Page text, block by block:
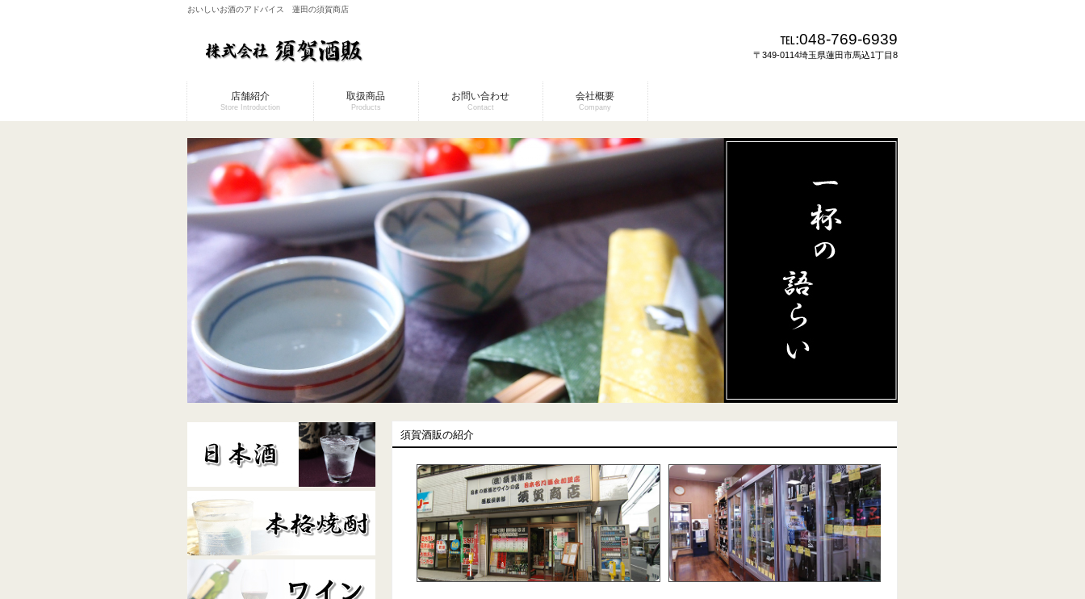
おいしいお酒のアドバイス 蓮田の須賀商店
℡:048-769-6939
〒349-0114埼玉県蓮田市馬込1丁目8
店舗紹介
Store Introduction
取扱商品
Products
お問い合わせ
Contact
会社概要
Company
須賀酒販の紹介